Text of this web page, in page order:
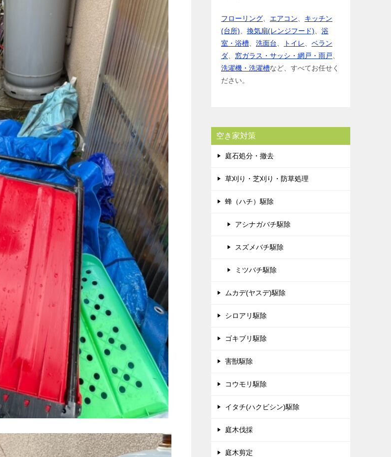
フローリング エアコン
キッチン
(台所)
換気扇(レンジフード)
浴
室・浴槽
洗面台 トイレ
ベラン
ダ
窓ガラス・サッシ・網戸・雨戸
洗濯機・洗濯槽など、すべてお任せく
ださい。
空き家対策
庭石処分・撤去
草刈り・芝刈り・防草処理
蜂（ハチ）駆除
アシナガバチ駆除
スズメバチ駆除
ミツバチ駆除
ムカデ(ヤスデ)駆除
シロアリ駆除
ゴキブリ駆除
害獣駆除
コウモリ駆除
イタチ(ハクビシン)駆除
庭木伐採
庭木剪定